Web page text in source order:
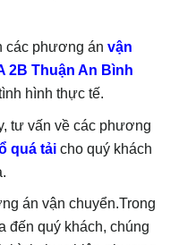
các phương ánvận
2B Thuận An Bình
hình thực tế.
tư vấn về các phương
quá tải cho quý khách
án vận chuyển.Trong
đến quý khách, chúng